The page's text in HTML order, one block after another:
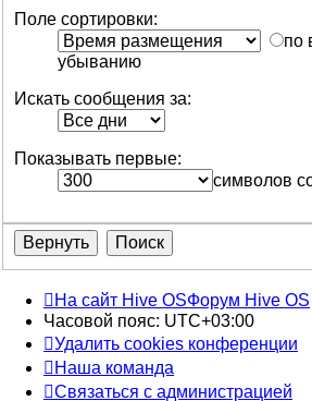
Поле сортировки:
по
убыванию
Искать сообщения за:
Показывать первые:
символов
На сайт Hive OSФорум Hive OS
Часовой пояс: UTC+03:00
Удалить cookies конференции
Наша команда
Связаться с администрацией